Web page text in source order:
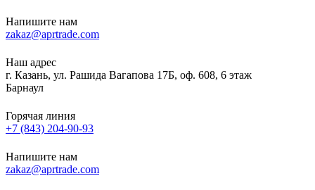
Напишите нам
zakaz@aprtrade.com
Наш адрес
г. Казань, ул. Рашида Вагапова 17Б, оф. 608, 6 этаж
Барнаул
Горячая линия
+7 (843) 204-90-93
Напишите нам
zakaz@aprtrade.com